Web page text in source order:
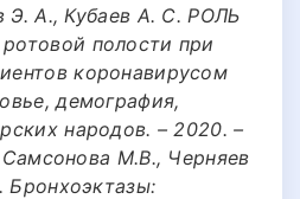
Э. А., Кубаев А. С. РОЛЬ
полости при
коронавирусом
демография,
народов. – 2020. –
М.В., Черняев